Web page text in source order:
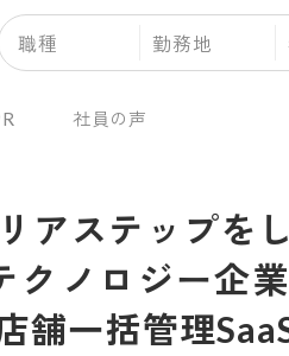
職種 勤務地
社員の声
アステップを
クノロジー企
舗一括管理